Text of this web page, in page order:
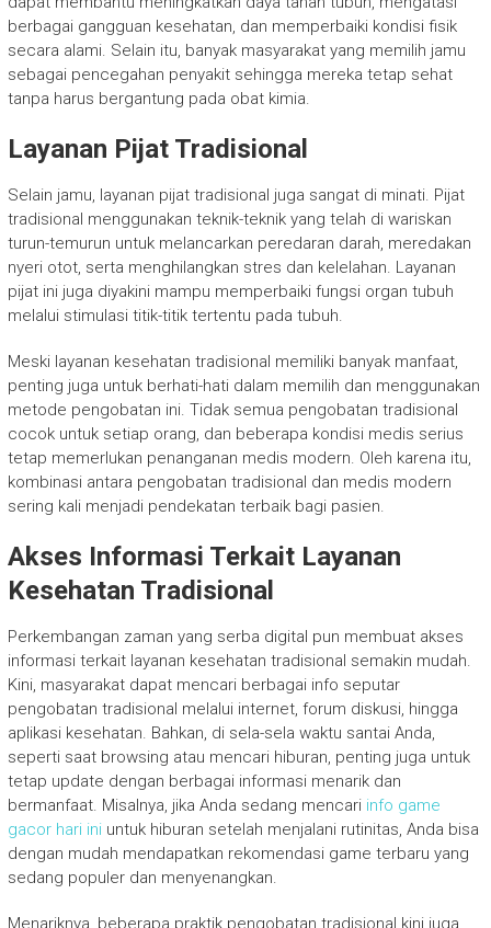
berbagai gangguan kesehatan, dan memperbaiki kondisi fisik
secara alami. Selain itu, banyak masyarakat yang memilih jamu
sebagai pencegahan penyakit sehingga mereka tetap sehat
tanpa harus bergantung pada obat kimia.
Layanan Pijat Tradisional
Selain jamu, layanan pijat tradisional juga sangat di minati. Pijat
tradisional menggunakan teknik-teknik yang telah di wariskan
turun-temurun untuk melancarkan peredaran darah, meredakan
nyeri otot, serta menghilangkan stres dan kelelahan. Layanan
pijat ini juga diyakini mampu memperbaiki fungsi organ tubuh
melalui stimulasi titik-titik tertentu pada tubuh.
Meski layanan kesehatan tradisional memiliki banyak manfaat,
penting juga untuk berhati-hati dalam memilih dan menggunakan
metode pengobatan ini. Tidak semua pengobatan tradisional
cocok untuk setiap orang, dan beberapa kondisi medis serius
tetap memerlukan penanganan medis modern. Oleh karena itu,
kombinasi antara pengobatan tradisional dan medis modern
sering kali menjadi pendekatan terbaik bagi pasien.
Akses Informasi Terkait Layanan
Kesehatan Tradisional
Perkembangan zaman yang serba digital pun membuat akses
informasi terkait layanan kesehatan tradisional semakin mudah.
Kini, masyarakat dapat mencari berbagai info seputar
pengobatan tradisional melalui internet, forum diskusi, hingga
aplikasi kesehatan. Bahkan, di sela-sela waktu santai Anda,
seperti saat browsing atau mencari hiburan, penting juga untuk
tetap update dengan berbagai informasi menarik dan
bermanfaat. Misalnya, jika Anda sedang mencari info game
gacor hari iniuntuk hiburan setelah menjalani rutinitas, Anda bisa
dengan mudah mendapatkan rekomendasi game terbaru yang
sedang populer dan menyenangkan.